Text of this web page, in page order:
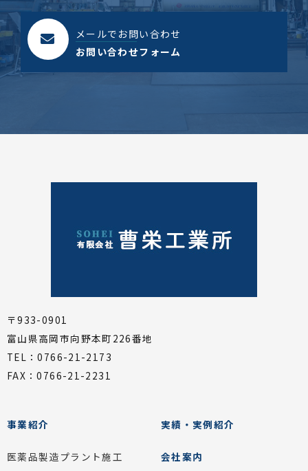
メールでお問い合わせ
お問い合わせフォーム
〒933-0901
富山県高岡市向野本町226番地
TEL：0766-21-2173
FAX：0766-21-2231
事業紹介
医薬品製造プラント施工
実績・実例紹介
会社案内